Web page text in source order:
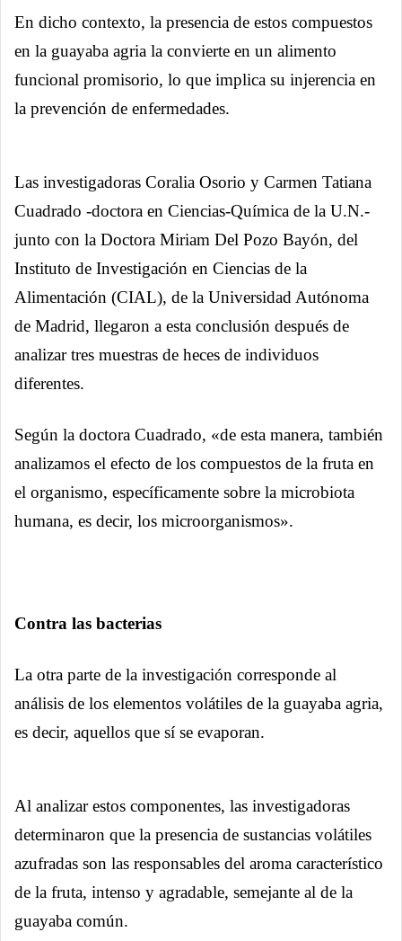
En dicho contexto, la presencia de estos compuestos
en la guayaba agria la convierte en un alimento
funcional promisorio, lo que implica su injerencia en
la prevención de enfermedades.
Las investigadoras Coralia Osorio y Carmen Tatiana
Cuadrado -doctora en Ciencias-Química de la U.N.-
junto con la Doctora Miriam Del Pozo Bayón, del
Instituto de Investigación en Ciencias de la
Alimentación (CIAL), de la Universidad Autónoma
de Madrid, llegaron a esta conclusión después de
analizar tres muestras de heces de individuos
diferentes.
Según la doctora Cuadrado, «de esta manera, también
analizamos el efecto de los compuestos de la fruta en
el organismo, específicamente sobre la microbiota
humana, es decir, los microorganismos».
Contra las bacterias
La otra parte de la investigación corresponde al
análisis de los elementos volátiles de la guayaba agria,
es decir, aquellos que sí se evaporan.
Al analizar estos componentes, las investigadoras
determinaron que la presencia de sustancias volátiles
azufradas son las responsables del aroma característico
de la fruta, intenso y agradable, semejante al de la
guayaba común.